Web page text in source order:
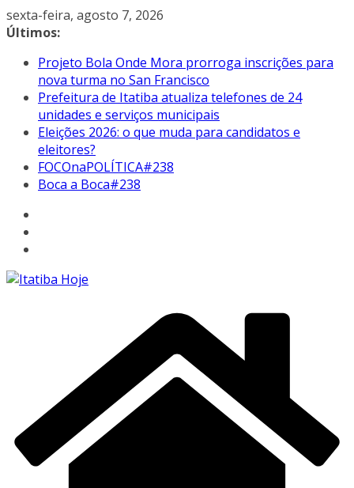
Pular
para
conteúdo
sexta-feira, agosto 7, 2026
Últimos:
Projeto Bola Onde Mora prorroga inscrições para
nova turma no San Francisco
Prefeitura de Itatiba atualiza telefones de 24
unidades e serviços municipais
Eleições 2026: o que muda para candidatos e
eleitores?
FOCOnaPOLÍTICA#238
Boca a Boca#238